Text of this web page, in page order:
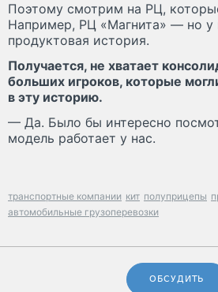
Поэтому смотрим на РЦ,
Например, РЦ «Магнита» — но у
продуктовая история.
Получается, не хватает
больших игроков, которые
в эту историю.
— Да. Было бы интересно
модель работает у нас.
транспортные компании кит полуприцепы
автомобильные грузоперевозки
ОБСУДИТЬ